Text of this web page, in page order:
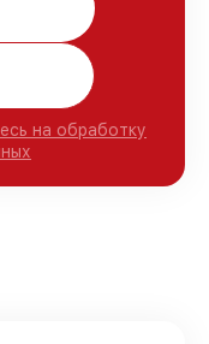
на обработку